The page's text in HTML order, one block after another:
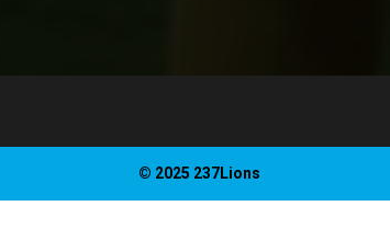
© 2025 237Lions